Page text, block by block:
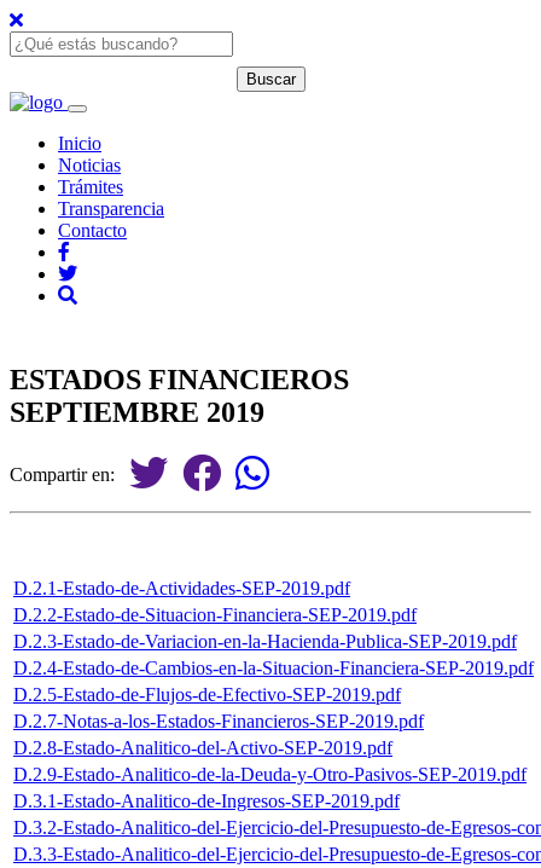
Inicio
Noticias
Trámites
Transparencia
Contacto
ESTADOS FINANCIEROS
SEPTIEMBRE 2019
Compartir en:
D.2.1-Estado-de-Actividades-SEP-2019.pdf
D.2.2-Estado-de-Situacion-Financiera-SEP-2019.pdf
D.2.3-Estado-de-Variacion-en-la-Hacienda-Publica-SEP-2019.pdf
D.2.4-Estado-de-Cambios-en-la-Situacion-Financiera-SEP-2019.pdf
D.2.5-Estado-de-Flujos-de-Efectivo-SEP-2019.pdf
D.2.7-Notas-a-los-Estados-Financieros-SEP-2019.pdf
D.2.8-Estado-Analitico-del-Activo-SEP-2019.pdf
D.2.9-Estado-Analitico-de-la-Deuda-y-Otro-Pasivos-SEP-2019.pdf
D.3.1-Estado-Analitico-de-Ingresos-SEP-2019.pdf
D.3.2-Estado-Analitico-del-Ejercicio-del-Presupuesto-de-Egresos-
D.3.3-Estado-Analitico-del-Ejercicio-del-Presupuesto-de-Egresos-